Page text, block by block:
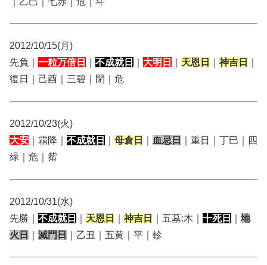
2012/10/15(月)
先負｜ 一粒万倍日 不成就日 大明日 天恩日 神吉日
復日｜己酉｜三碧｜閉｜危
2012/10/23(火)
大安 ｜霜降｜ 不成就日 母倉日 血忌日
｜重日｜丁巳｜四
緑｜危｜觜
2012/10/31(水)
先勝｜ 不成就日 天恩日 神吉日 ｜五墓:木｜ 十死日
地
火日
滅門日 ｜乙丑｜五黄｜平｜軫